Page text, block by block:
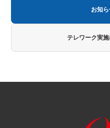
お知
テレワーク実